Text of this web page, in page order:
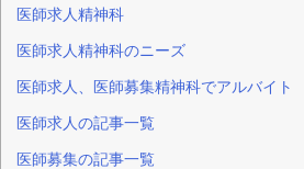
医師求人精神科
医師求人精神科のニーズ
医師求人、医師募集精神科でアルバイト
医師求人の記事一覧
医師募集の記事一覧